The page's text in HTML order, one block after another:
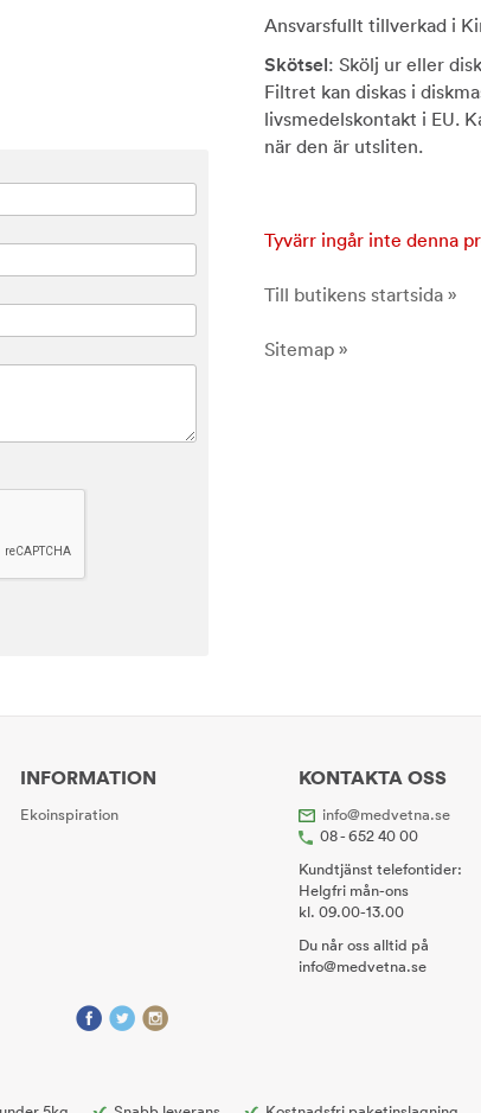
Ansvarsfullt tillverkad i
Skötsel: Skölj ur eller
Filtret kan diskas i
livsmedelskontakt i EU.
när den är utsliten.
Tyvärr ingår inte denna
Till butikens startsida »
Sitemap »
INFORMATION
Ekoinspiration
KONTAKTA OSS
info@medvetna.se
08 - 652 40 00
Kundtjänst telefontider:
Helgfri mån-ons
kl. 09.00-13.00
Du når oss alltid på
info@medvetna.se